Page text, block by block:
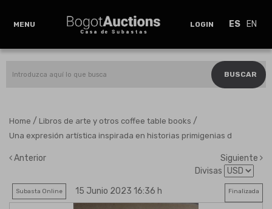
MENU LOGIN ES EN
BUSCAR
Home / Libros de arte y otros coffee table books /
Una expresión artística inspirada en historias primigenias d
Anterior
Siguiente
Divisas
Subasta Online 15 Junio 2023 16:36 h Finalizada